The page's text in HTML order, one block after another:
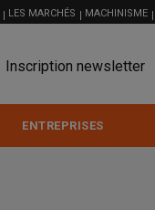
LES MARCHÉS MACHINISME
Inscription newsletter
ENTREPRISES